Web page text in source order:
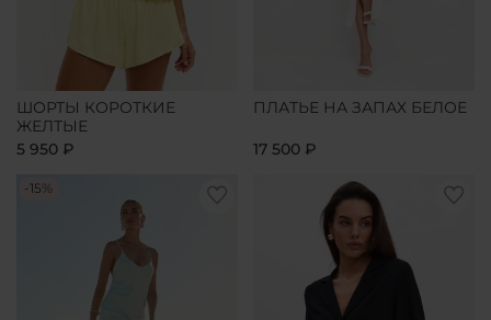
ШОРТЫ КОРОТКИЕ
ЖЕЛТЫЕ
5 950 ₽
ПЛАТЬЕ НА ЗАПАХ БЕЛОЕ
17 500 ₽
-15%